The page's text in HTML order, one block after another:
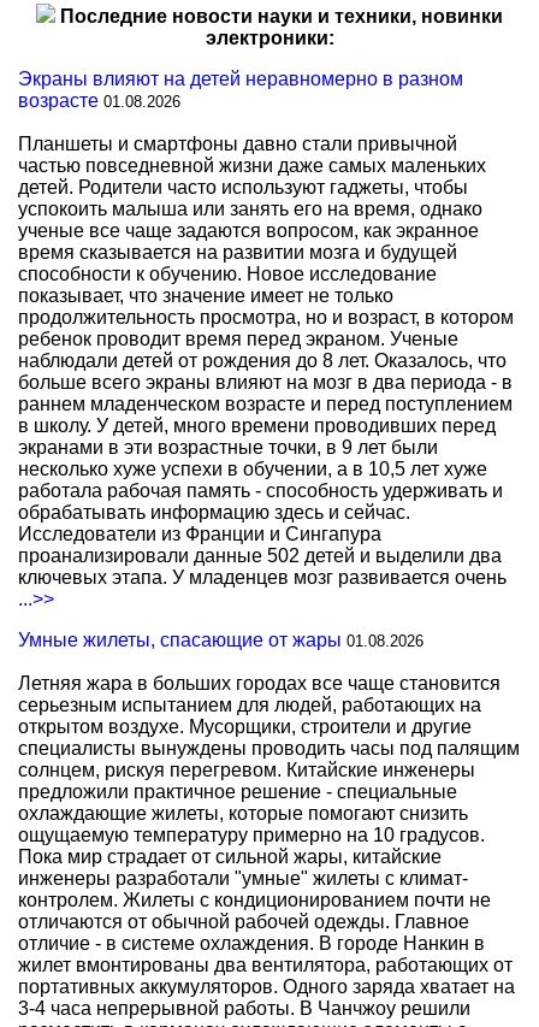
Последние новости науки и техники, новинки
электроники:
Экраны влияют на детей неравномерно в разном
возрасте 01.08.2026
Планшеты и смартфоны давно стали привычной
частью повседневной жизни даже самых маленьких
детей. Родители часто используют гаджеты, чтобы
успокоить малыша или занять его на время, однако
ученые все чаще задаются вопросом, как экранное
время сказывается на развитии мозга и будущей
способности к обучению. Новое исследование
показывает, что значение имеет не только
продолжительность просмотра, но и возраст, в котором
ребенок проводит время перед экраном. Ученые
наблюдали детей от рождения до 8 лет. Оказалось, что
больше всего экраны влияют на мозг в два периода - в
раннем младенческом возрасте и перед поступлением
в школу. У детей, много времени проводивших перед
экранами в эти возрастные точки, в 9 лет были
несколько хуже успехи в обучении, а в 10,5 лет хуже
работала рабочая память - способность удерживать и
обрабатывать информацию здесь и сейчас.
Исследователи из Франции и Сингапура
проанализировали данные 502 детей и выделили два
ключевых этапа. У младенцев мозг развивается очень
...>>
Умные жилеты, спасающие от жары 01.08.2026
Летняя жара в больших городах все чаще становится
серьезным испытанием для людей, работающих на
открытом воздухе. Мусорщики, строители и другие
специалисты вынуждены проводить часы под палящим
солнцем, рискуя перегревом. Китайские инженеры
предложили практичное решение - специальные
охлаждающие жилеты, которые помогают снизить
ощущаемую температуру примерно на 10 градусов.
Пока мир страдает от сильной жары, китайские
инженеры разработали "умные" жилеты с климат-
контролем. Жилеты с кондиционированием почти не
отличаются от обычной рабочей одежды. Главное
отличие - в системе охлаждения. В городе Нанкин в
жилет вмонтированы два вентилятора, работающих от
портативных аккумуляторов. Одного заряда хватает на
3-4 часа непрерывной работы. В Чанчжоу решили